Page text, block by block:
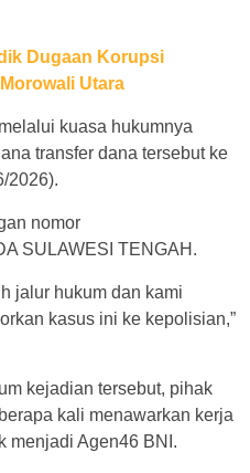
Dugaan Korupsi
Utara
kuasa hukumnya
transfer dana tersebut ke
2026).
nomor
SULAWESI TENGAH.
jalur hukum dan kami
kasus ini ke kepolisian,”
kejadian tersebut, pihak
kali menawarkan kerja
menjadi Agen46 BNI.